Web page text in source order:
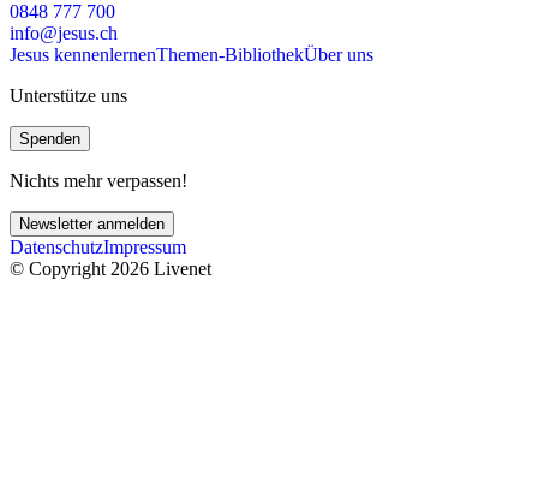
0848 777 700
info@jesus.ch
Jesus kennenlernenThemen-BibliothekÜber uns
Unterstütze uns
Spenden
Nichts mehr verpassen!
Newsletter anmelden
DatenschutzImpressum
© Copyright 2026 Livenet